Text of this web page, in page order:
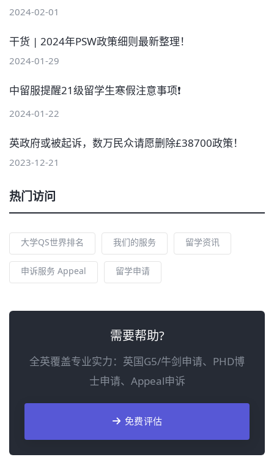
2024-02-01
干货 | 2024年PSW政策细则最新整理！
2024-01-29
中留服提醒21级留学生寒假注意事项❗
2024-01-22
英政府或被起诉，数万民众请愿删除£38700政策！
2023-12-21
热门访问
大学QS世界排名 我们的服务 留学资讯
申诉服务 Appeal 留学申请
需要帮助?
全英覆盖专业实力：英国G5/牛剑申请、PHD博
士申请、Appeal申诉
免费评估